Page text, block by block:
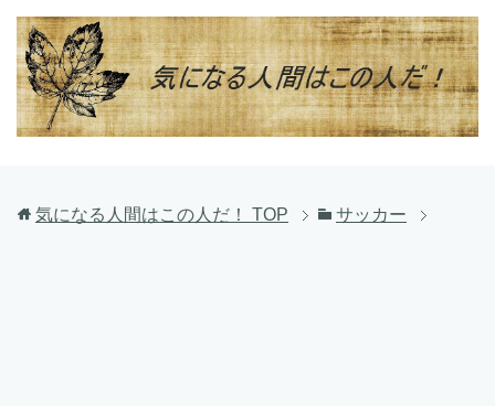
気になる人間はこの人だ！ TOP サッカー